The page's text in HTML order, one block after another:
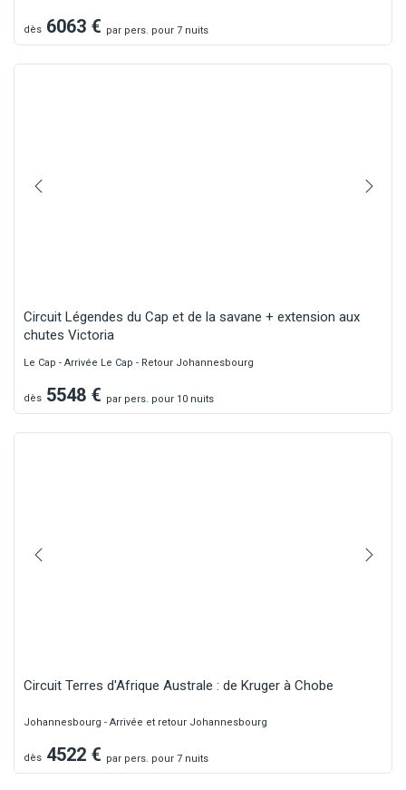
dès 6063 € par pers. pour 7 nuits
Circuit Légendes du Cap et de la savane + extension aux
chutes Victoria
Le Cap - Arrivée Le Cap - Retour Johannesbourg
dès 5548 € par pers. pour 10 nuits
Circuit Terres d'Afrique Australe : de Kruger à Chobe
Johannesbourg - Arrivée et retour Johannesbourg
dès 4522 € par pers. pour 7 nuits